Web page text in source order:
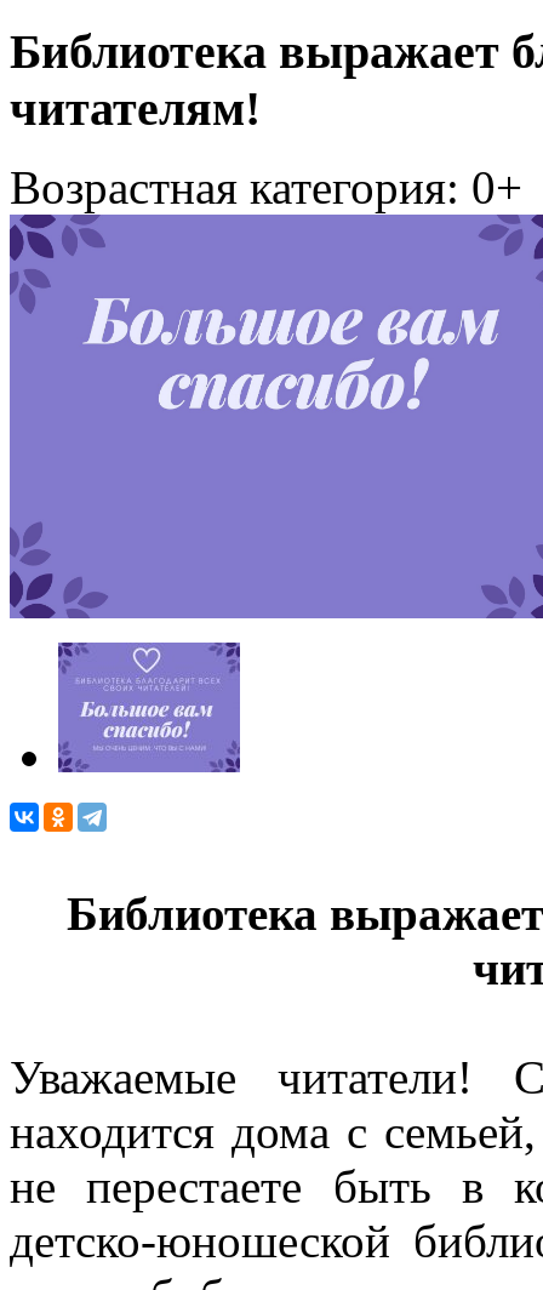
Библиотека выражает
читателям!
Возрастная категория: 0+
Библиотека
Уважаемые читатели!
находится дома с
не перестаете быть в
детско-юношеской